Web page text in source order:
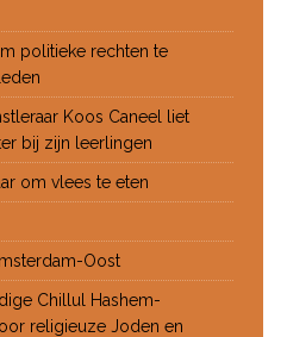
politieke rechten te
Koos Caneel liet
bij zijn leerlingen
om vlees te eten
Oost
Chillul Hashem-
religieuze Joden en